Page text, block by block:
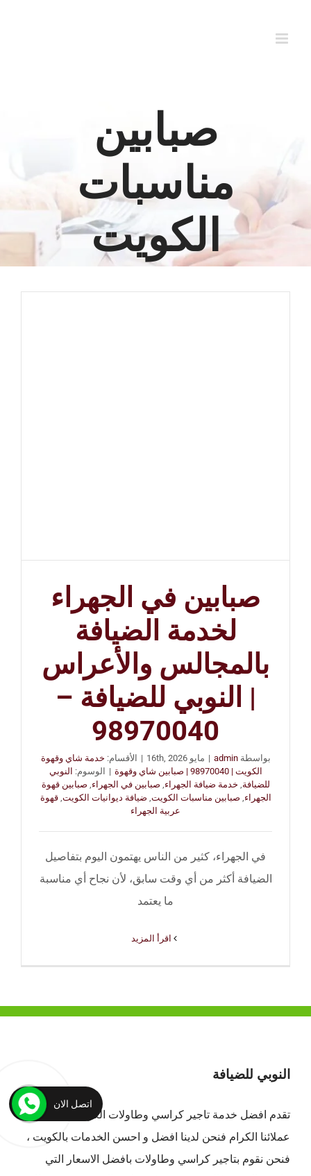
صبابين
مناسبات
الكويت
صبابين في الجهراء
لخدمة الضيافة
بالمجالس والأعراس
| النوبي للضيافة –
98970040
بواسطةadmin
| مايو 16th, 2026 | الأقسام: خدمة شاي وقهوة
الكويت | 98970040 | صبابين شاي وقهوة
| الوسوم: النوبي
للضيافة خدمة ضيافة الجهراء صبابين في الجهراء صبابين قهوة
الجهراء صبابين مناسبات الكويت ضيافة ديوانيات الكويت ,قهوة
عربية الجهراء
في الجهراء، كثير من الناس يهتمون اليوم بتفاصيل
الضيافة أكثر من أي وقت سابق، لأن نجاح أي مناسبة
ما يعتمد
النوبي للضيافة
تقدم افضل خدمة تاجير كراسي وطاولات الكويت
لجميع
عملائنا الكرام فنحن لدينا افضل و احسن الخدمات بالكويت ،
فنحن نقوم بتاجير كراسي وطاولات بافضل الاسعار التي
اتصل الان